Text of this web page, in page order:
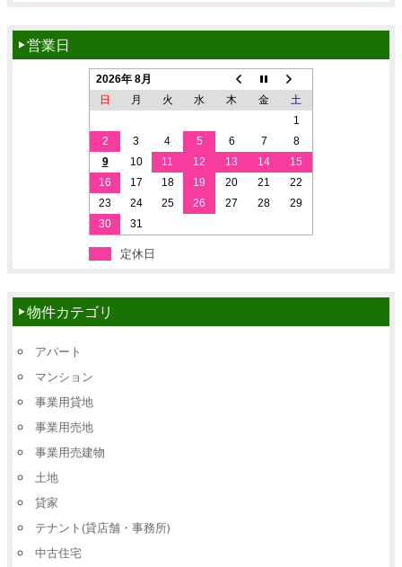
営業日
2026年 8月
日
月 火 水 木 金
土
1
2
3 4 5 6 7
8
9
10 11 12 13 14
15
16
17 18 19 20 21
22
23
24 25 26 27 28
29
30
31
定休日
物件カテゴリ
アパート
マンション
事業用貸地
事業用売地
事業用売建物
土地
貸家
テナント(貸店舗・事務所)
中古住宅